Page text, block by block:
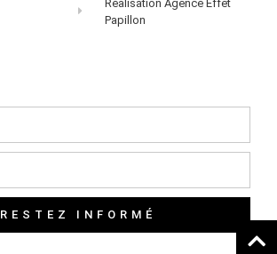
Réalisation Agence Effet
Papillon
RESTEZ INFORMÉ